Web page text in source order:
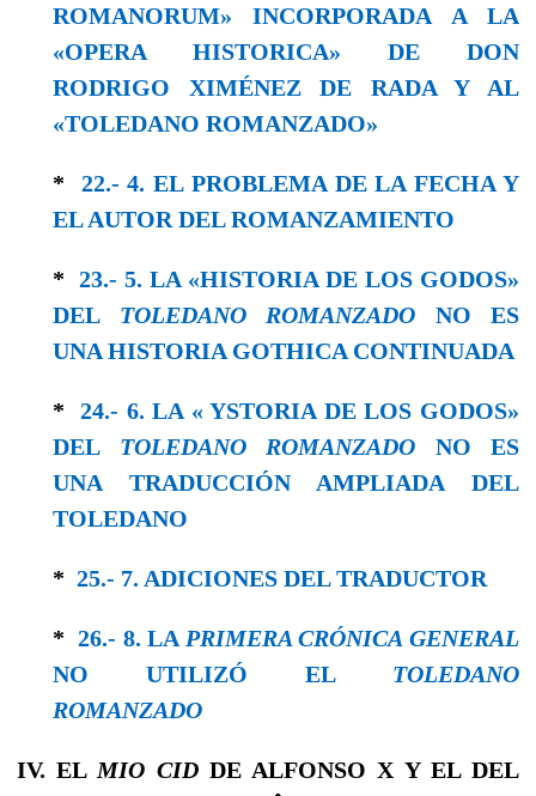
ROMANORUM» INCORPORADA A LA
«OPERA HISTORICA» DE DON
RODRIGO XIMÉNEZ DE RADA Y AL
«TOLEDANO ROMANZADO»
* 22.- 4. EL PROBLEMA DE LA FECHA Y
EL AUTOR DEL ROMANZAMIENTO
* 23.- 5. LA «HISTORIA DE LOS GODOS»
DEL TOLEDANO ROMANZADO NO ES
UNA HISTORIA GOTHICA CONTINUADA
*24.- 6. LA « YSTORIA DE LOS GODOS»
DEL TOLEDANO ROMANZADO NO ES
UNA TRADUCCIÓN AMPLIADA DEL
TOLEDANO
* 25.- 7. ADICIONES DEL TRADUCTOR
*26.- 8. LA PRIMERA CRÓNICA GENERAL
NO UTILIZÓ EL TOLEDANO
ROMANZADO
IV. EL MIO CID DE ALFONSO X Y EL DEL